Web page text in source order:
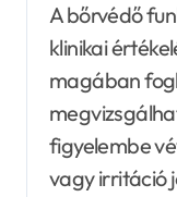
A bőrvédő
klinikai
magában
figyelembe
vagy irritáció